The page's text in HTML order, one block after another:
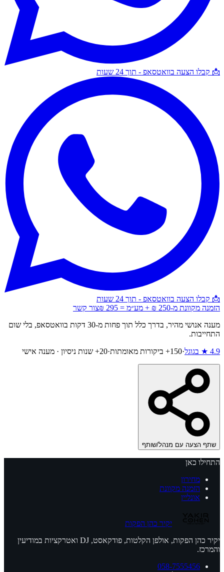
📩 קבלו הצעה בוואטסאפ - תוך 24 שעות
📩 קבלו הצעה בוואטסאפ - תוך 24 שעות
הזמנה מקוונת מ-250 ₪ + מע״מ = 295 ₪
צור קשר
מענה אנושי מהיר, בדרך כלל תוך פחות מ-30 דקות בוואטסאפ
, בלי שום
התחייבות.
4.9 ★ בגוגל·
150+ ביקורות מאומתות·20+ שנות ניסיון · מענה אישי
שתף הצעה עם מנהל/שותף
התחילו כאן
מחירון
הזמנה מקוונת
אונליין
יקיר כהן הפקות
יקיר כהן הפקות, אולפן הקלטות, פודקאסט, DJ ואטרקציות במודיעין
והמרכז.
058-7555456